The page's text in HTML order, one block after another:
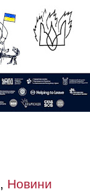
Новини